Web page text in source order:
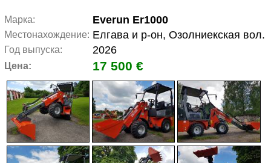
Марка: Everun Er1000
Местонахождение: Елгава и р-он, Озолниекская вол.
Год выпуска: 2026
Цена: 17 500 €